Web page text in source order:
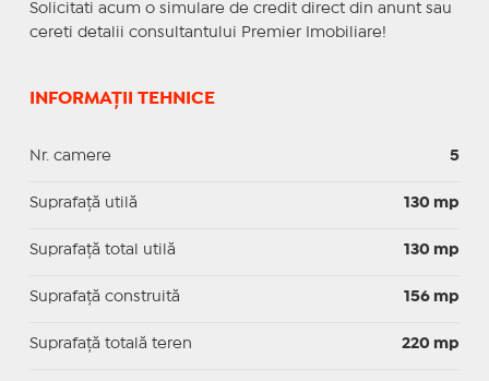
Solicitati acum o simulare de credit direct din anunt sau
cereti detalii consultantului Premier Imobiliare!
INFORMAȚII TEHNICE
Nr. camere 5
Suprafaţă utilă 130 mp
Suprafaţă total utilă 130 mp
Suprafaţă construită 156 mp
Suprafață totală teren 220 mp